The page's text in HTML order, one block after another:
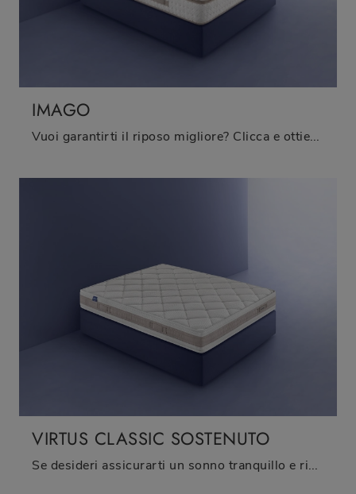
IMAGO
Vuoi garantirti il riposo migliore? Clicca e ottieni informazioni sul materasso Imago tra i modelli a molle insacchettate matrimoniali di Bedding!
VIRTUS CLASSIC SOSTENUTO
Se desideri assicurarti un sonno tranquillo e ristoratore, scopri i Materassi a molle insacchettate matrimoniali come il modello Virtus Classic ...